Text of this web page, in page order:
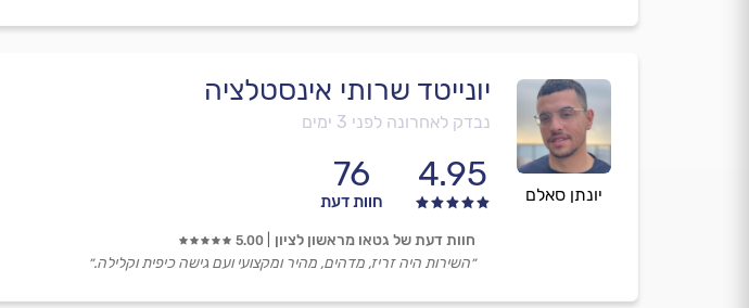
יונתן סאלם
יונייטד שרותי אינסטלציה
נבדק לאחרונה לפני 3 ימים
4.95
76
חוות דעת
חוות דעת של גטאו מראשון לציון 5.00
״השירות היה זריז, מדהים, מהיר ומקצועי ועם גישה כיפית וקלילה.״